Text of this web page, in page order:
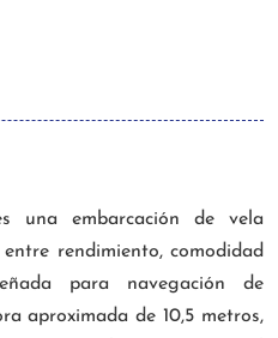
una embarcación de vela
rendimiento, comodidad
para navegación de
aproximada de 10,5 metros,